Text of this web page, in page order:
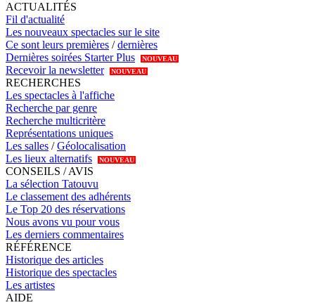
ACTUALITÉS
Fil d'actualité
Les nouveaux spectacles sur le site
Ce sont leurs premières /dernières
Dernières soirées Starter Plus
NOUVEAU
Recevoir la newsletter NOUVEAU
RECHERCHES
Les spectacles à l'affiche
Recherche par genre
Recherche multicritère
Représentations uniques
Les salles /Géolocalisation
Les lieux alternatifs
NOUVEAU
CONSEILS / AVIS
La sélection Tatouvu
Le classement des adhérents
Le Top 20 des réservations
Nous avons vu pour vous
Les derniers commentaires
RÉFÉRENCE
Historique des articles
Historique des spectacles
Les artistes
AIDE